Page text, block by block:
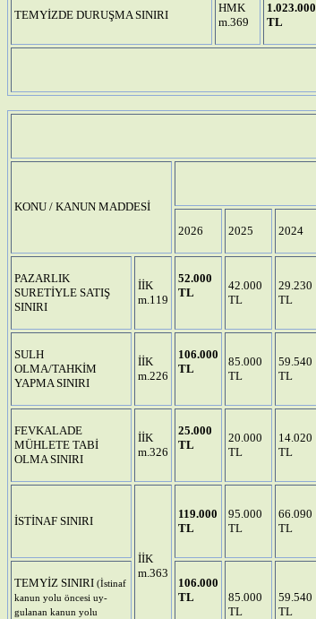
TEMYİZDE DURUŞMA SINIRI
HMK
m.369
1.023.000
TL
KONU / KANUN MADDESİ
2026 2025 2024
PAZARLIK
SURETİYLE SATIŞ
SINIRI
İİK
m.119
52.000
TL
42.000
TL
29.230
TL
SULH
OLMA/TAHKİM
YAPMA SINIRI
İİK
m.226
106.000
TL
85.000
TL
59.540
TL
FEVKALADE
MÜHLETE TABİ
OLMA SINIRI
İİK
m.326
25.000
TL
20.000
TL
14.020
TL
İSTİNAF SINIRI
İİK
m.363
119.000
TL
95.000
TL
66.090
TL
TEMYİZ SINIRI (İstinaf
kanun yolu öncesi uy­
gulanan kanun yolu
106.000
TL
85.000
TL
59.540
TL